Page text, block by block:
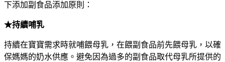
下添加副食品添加原則：
★持續哺乳
持續在寶寶需求時就哺餵母乳，在餵副食品前先餵母乳，以確
保媽媽的奶水供應。避免因為過多的副食品取代母乳所提供的